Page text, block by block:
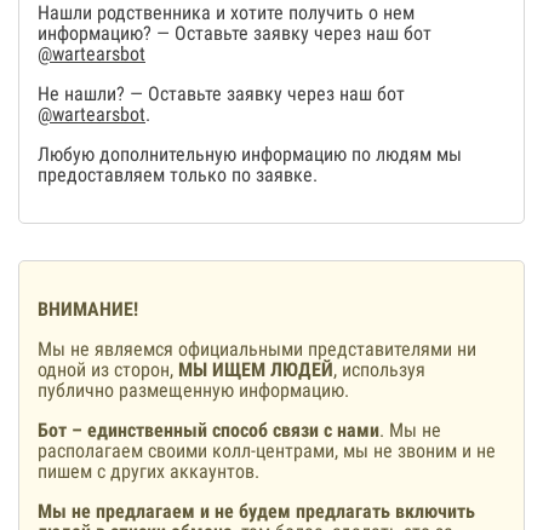
Нашли родственника и хотите получить о нем
информацию? — Оставьте заявку через наш бот
@wartearsbot
Не нашли? — Оставьте заявку через наш бот
@wartearsbot.
Любую дополнительную информацию по людям мы
предоставляем только по заявке.
ВНИМАНИЕ!
Мы не являемся официальными представителями ни
одной из сторон, МЫ ИЩЕМ ЛЮДЕЙ, используя
публично размещенную информацию.
Бот – единственный способ связи с нами. Мы не
располагаем своими колл-центрами, мы не звоним и не
пишем с других аккаунтов.
Мы не предлагаем и не будем предлагать включить